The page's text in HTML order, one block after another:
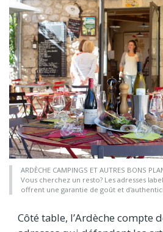
ARDÈCHE CAMPINGS ET AUTRES BONS
Vous cherchez un resto? Les adresses
offrent une garantie de goût et
Côté table, l’Ardèche compte